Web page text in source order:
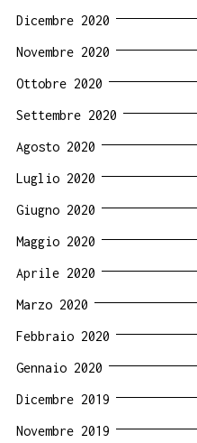
Dicembre 2020
Novembre 2020
Ottobre 2020
Settembre 2020
Agosto 2020
Luglio 2020
Giugno 2020
Maggio 2020
Aprile 2020
Marzo 2020
Febbraio 2020
Gennaio 2020
Dicembre 2019
Novembre 2019